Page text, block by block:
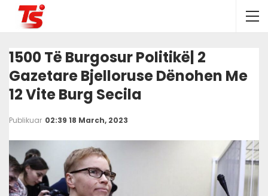
1500 Të Burgosur Politikë| 2
Gazetare Bjelloruse Dënohen Me
12 Vite Burg Secila
Publikuar 02:39 18 March, 2023